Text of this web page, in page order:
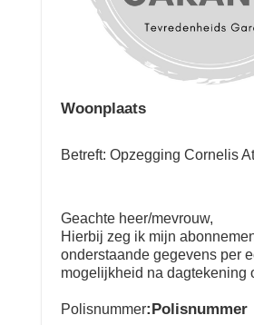
Woonplaats
Betreft: Opzegging Cornelis
Geachte heer/mevrouw,
Hierbij zeg ik mijn
onderstaande gegevens per
mogelijkheid na dagtekening
Polisnummer:Polisnummer